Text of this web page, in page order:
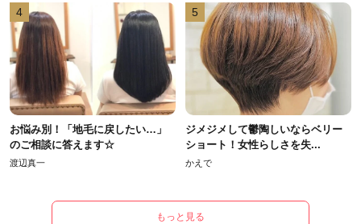
4
お悩み別！「地毛に戻したい…」
のご相談に答えます☆
渡辺真一
5
ジメジメして鬱陶しいならベリー
ショート！女性らしさを失...
かえで
もっと見る